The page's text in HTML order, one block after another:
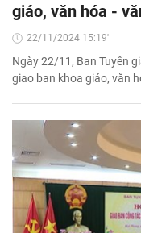
giáo, văn hóa -
22/11/2024 15:19'
Ngày 22/11, Ban Tuyên
giao ban khoa giáo, văn